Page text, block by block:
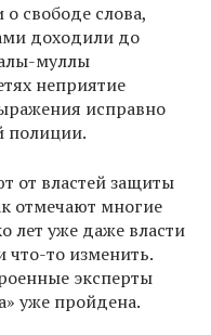
свободе слова,
доходили до
муллы
неприятие
исправно
полиции.
от властей защиты
отмечают многие
лет уже даже власти
что-то изменить.
эксперты
уже пройдена.